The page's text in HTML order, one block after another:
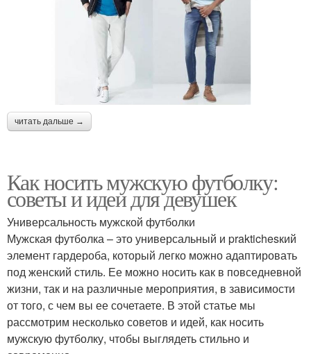
читать дальше →
Как носить мужскую футболку:
советы и идеи для девушек
Универсальность мужской футболки
Мужская футболка – это универсальный и praktichesкий
элемент гардероба, который легко можно адаптировать
под женский стиль. Ее можно носить как в повседневной
жизни, так и на различные мероприятия, в зависимости
от того, с чем вы ее сочетаете. В этой статье мы
рассмотрим несколько советов и идей, как носить
мужскую футболку, чтобы выглядеть стильно и